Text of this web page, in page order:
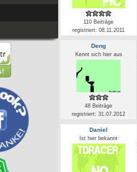
110 Beiträge
registriert: 08.11.2011
Deng
Kennt sich hier aus
48 Beiträge
registriert: 31.07.2012
Daniel
Ist hier bekannt